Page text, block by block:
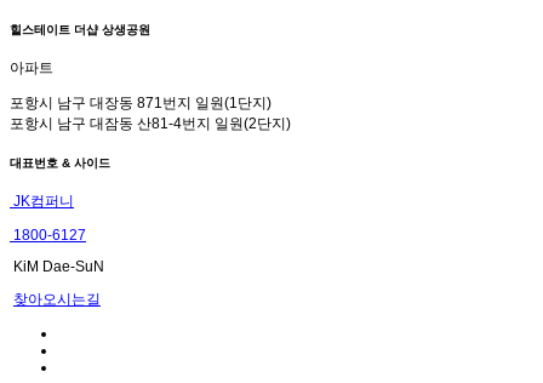
힐스테이트 더샵 상생공원
아파트
포항시 남구 대장동 871번지 일원(1단지)
포항시 남구 대잠동 산81-4번지 일원(2단지)
대표번호 & 사이드
JK컴퍼니
1800-6127
KiM Dae-SuN
찾아오시는길